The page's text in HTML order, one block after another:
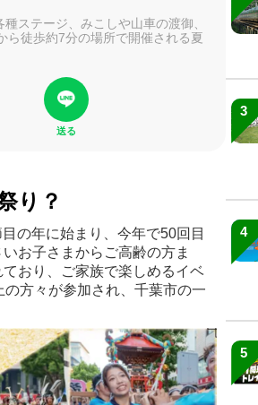
ステージ、みこしや山車の渡御、
ら徒歩約7分の場所で開催される夏
送る
り？
の年に始まり、今年で50回目
お子さまからご高齢の方ま
おり、ご家族で楽しめるイベ
方々が参加され、千葉市の一
3
4
5